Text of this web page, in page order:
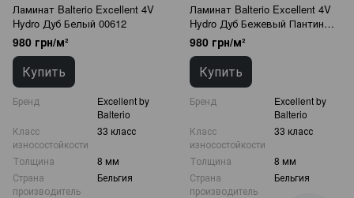
Ламинат Balterio Excellent 4V
Hydro Дуб Белый 00612
980 грн/м²
Купить
Бренд
Excellent by
Balterio
Класс
износостойкости
33 класс
Толщина
8 мм
Страна
производитель
Бельгия
Ламинат Balterio Excellent 4V
Hydro Дуб Бежевый Пантин
00610
980 грн/м²
Купить
Бренд
Excellent by
Balterio
Класс
износостойкости
33 класс
Толщина
8 мм
Страна
производитель
Бельгия